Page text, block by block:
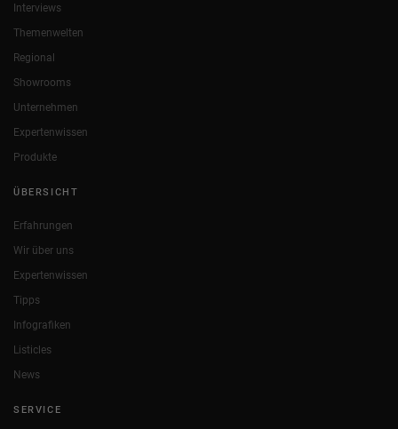
Interviews
Themenwelten
Regional
Showrooms
Unternehmen
Expertenwissen
Produkte
ÜBERSICHT
Erfahrungen
Wir über uns
Expertenwissen
Tipps
Infografiken
Listicles
News
SERVICE